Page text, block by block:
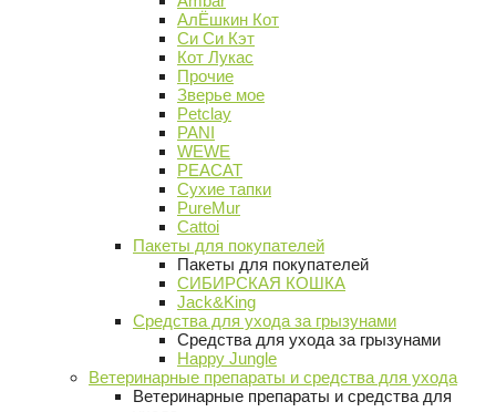
АлЁшкин Кот
Си Си Кэт
Кот Лукас
Прочие
Зверье мое
Petclay
PANI
WEWE
PEACAT
Сухие тапки
PureMur
Cattoi
Пакеты для покупателей
Пакеты для покупателей
СИБИРСКАЯ КОШКА
Jack&King
Средства для ухода за грызунами
Средства для ухода за грызунами
Happy Jungle
Ветеринарные препараты и средства для ухода
Ветеринарные препараты и средства для